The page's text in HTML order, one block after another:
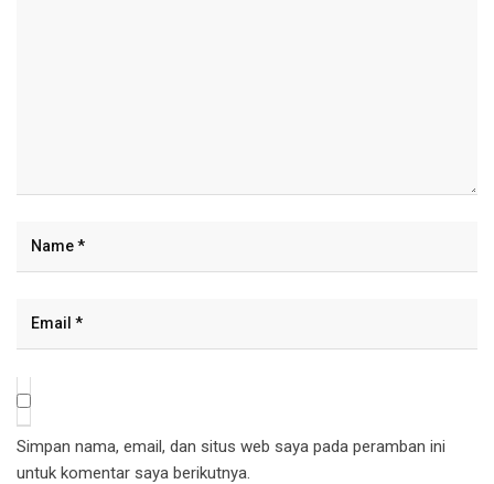
Simpan nama, email, dan situs web saya pada peramban ini
untuk komentar saya berikutnya.